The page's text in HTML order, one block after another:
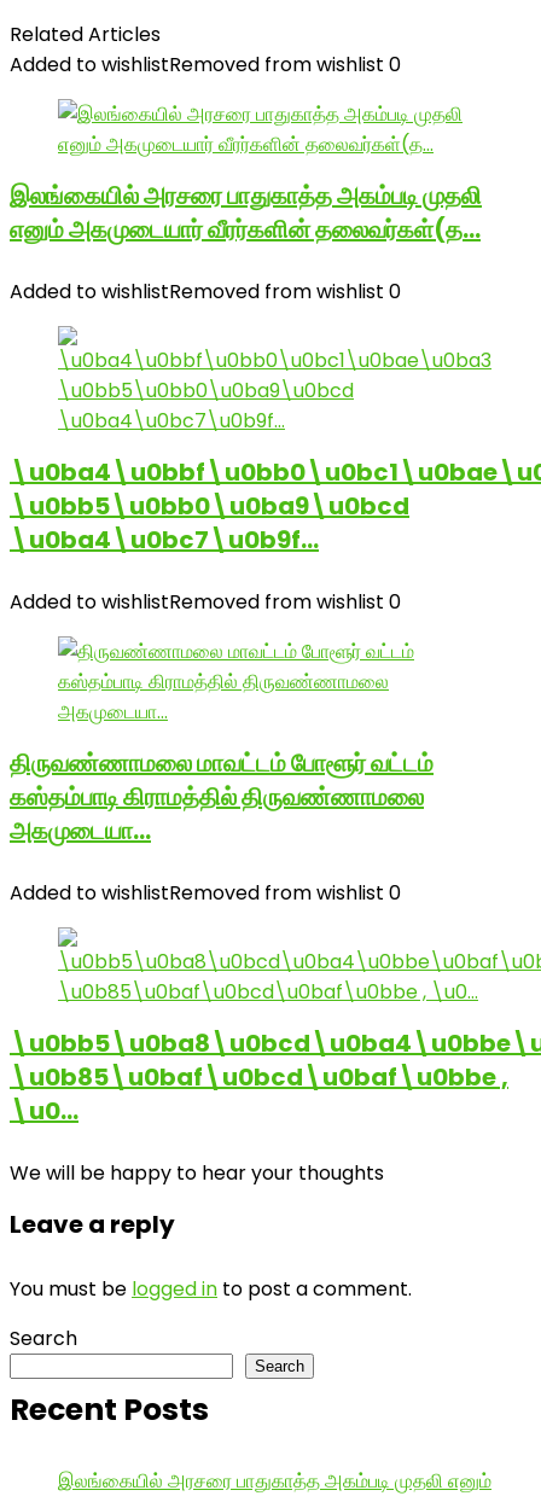
Related Articles
Added to wishlistRemoved from wishlist 0
இலங்கையில் அரசரை பாதுகாத்த அகம்படி முதலி
எனும் அகமுடையார் வீரர்களின் தலைவர்கள்(த…
Added to wishlistRemoved from wishlist 0
\u0bb5\u0bb0\u0ba9\u0bcd
\u0ba4\u0bc7\u0b9f…
Added to wishlistRemoved from wishlist 0
திருவண்ணாமலை மாவட்டம் போளூர் வட்டம்
கஸ்தம்பாடி கிராமத்தில் திருவண்ணாமலை
அகமுடையா…
Added to wishlistRemoved from wishlist 0
\u0b85\u0baf\u0bcd\u0baf\u0bbe ,
\u0…
We will be happy to hear your thoughts
Leave a reply
You must be logged in to post a comment.
Search
Search
Recent Posts
இலங்கையில் அரசரை பாதுகாத்த அகம்படி முதலி எனும்